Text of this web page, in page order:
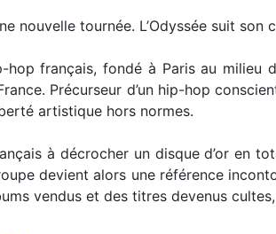
nouvelle tournée. L’Odyssée suit son
français, fondé à Paris au milieu
Précurseur d’un hip-hop
artistique hors normes.
à décrocher un disque d’or en
devient alors une référence
vendus et des titres devenus